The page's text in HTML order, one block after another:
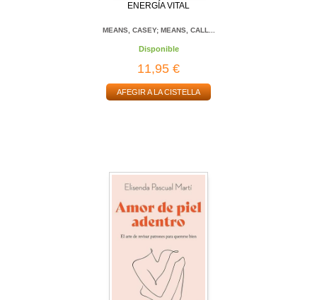
ENERGÍA VITAL
MEANS, CASEY; MEANS, CALL...
Disponible
11,95 €
AFEGIR A LA CISTELLA